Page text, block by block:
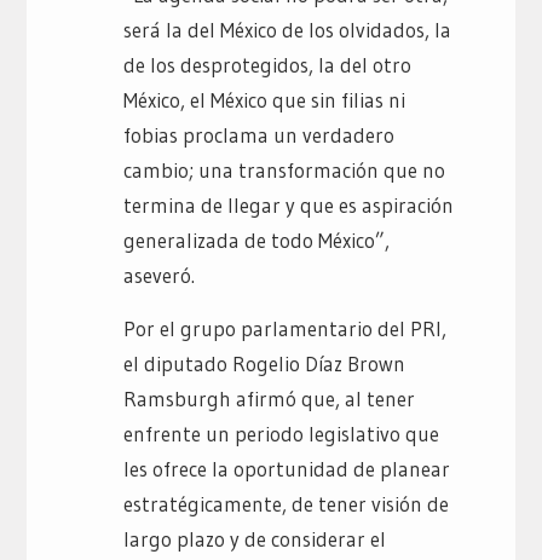
será la del México de los olvidados, la
de los desprotegidos, la del otro
México, el México que sin filias ni
fobias proclama un verdadero
cambio; una transformación que no
termina de llegar y que es aspiración
generalizada de todo México”,
aseveró.
Por el grupo parlamentario del PRI,
el diputado Rogelio Díaz Brown
Ramsburgh afirmó que, al tener
enfrente un periodo legislativo que
les ofrece la oportunidad de planear
estratégicamente, de tener visión de
largo plazo y de considerar el